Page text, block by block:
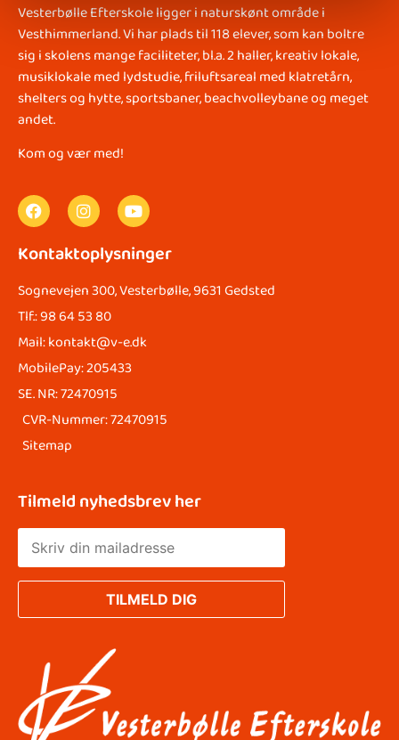
Vesterbølle Efterskole ligger i naturskønt område i
Vesthimmerland. Vi har plads til 118 elever, som kan boltre
sig i skolens mange faciliteter, bl.a. 2 haller, kreativ lokale,
musiklokale med lydstudie, friluftsareal med klatretårn,
shelters og hytte, sportsbaner, beachvolleybane og meget
andet.
Kom og vær med!
Kontaktoplysninger
Sognevejen 300, Vesterbølle, 9631 Gedsted
Tlf.: 98 64 53 80
Mail: kontakt@v-e.dk
MobilePay: 205433
SE. NR: 72470915
CVR-Nummer: 72470915
Sitemap
Tilmeld nyhedsbrev her